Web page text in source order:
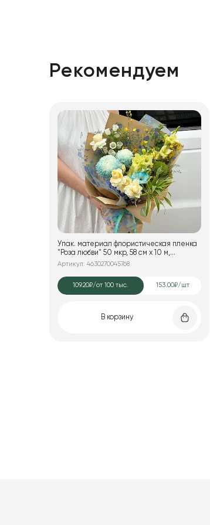
Рекомендуем
Упак. материал флористическая пленка
"Роза любви" 50 мкр, 58 см х 10 м,
оранжевый с синим
Артикул: 4630270045768
109.20₽/от 100 тыс. 153.00₽/шт
В корзину